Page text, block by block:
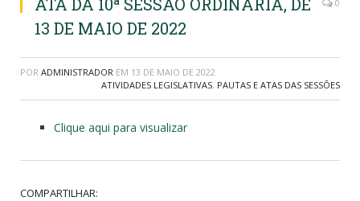
13 DE MAIO DE 2022
0
POR ADMINISTRADOR EM 13 DE MAIO DE 2022
ATIVIDADES LEGISLATIVAS, PAUTAS E ATAS DAS SESSÕES
Clique aqui para visualizar
COMPARTILHAR: